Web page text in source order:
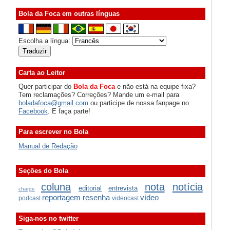
Bola da Foca em outras línguas
Escolha a língua:
Carta ao Leitor
Quer participar do Bola da Focae não está na equipe fixa?
Tem reclamações? Correções? Mande um e-mail para
boladafoca@gmail.com ou participe de nossa fanpage no
Facebook . E faça parte!
Para escrever no Bola
Manual de Redação
Seções do Bola
charge coluna editorial entrevista nota notícia
podcast reportagem resenha videocast vídeo
Siga-nos no twitter